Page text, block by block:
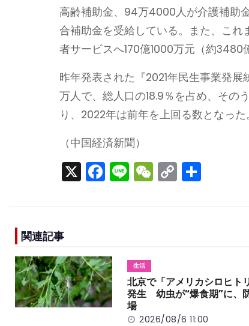
高齢補助金、94万4000人が介護補助
合補助金を受給している。また、こ
者サービスへ170億1000万元（約3480
昨年発表された『2021年民生事業発
万人で、総人口の18.9％を占め、その
り、2022年は前年を上回る数となった
（中国経済新聞）
X F
a
o
o
k
Li
n
W
e
C
o
k
関連記事
生活
北京で「アメリカシロヒト
発生 幼虫が“爆食期”に、
場
2026/08/6 11:00